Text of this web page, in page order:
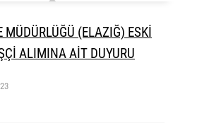
MÜDÜRLÜĞÜ (ELAZIĞ) ESKİ
ALIMINA AİT DUYURU